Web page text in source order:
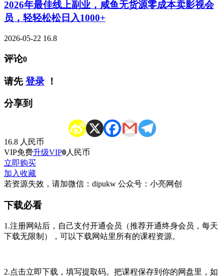
2026年最佳线上副业，咸鱼无货源零成本卖影视会
员，轻轻松松日入1000+
2026-05-22 16.8
评论0
请先登录 ！
分享到
16.8 人民币
VIP免费升级VIP0人民币
立即购买
加入收藏
若资源失效，请加微信：dipukw 公众号：小亮网创
下载必看
1.注册网站后，自己支付开通会员（推荐开通终身会员，每天
下载无限制），可以下载网站里所有的课程资源。
2.点击立即下载，填写提取码。把课程保存到你的网盘里，如